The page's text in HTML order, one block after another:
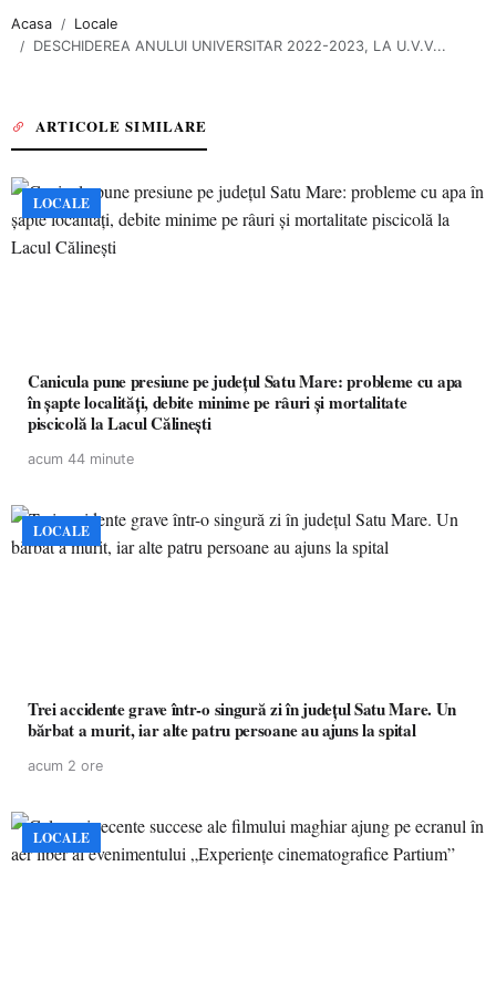
Acasa
Locale
DESCHIDEREA ANULUI UNIVERSITAR 2022-2023, LA U.V.V...
ARTICOLE SIMILARE
LOCALE
Canicula pune presiune pe județul Satu Mare: probleme cu apa
în șapte localități, debite minime pe râuri și mortalitate
piscicolă la Lacul Călinești
acum 44 minute
LOCALE
Trei accidente grave într-o singură zi în județul Satu Mare. Un
bărbat a murit, iar alte patru persoane au ajuns la spital
acum 2 ore
LOCALE